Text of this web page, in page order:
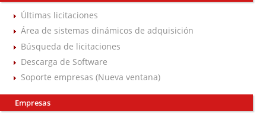
Últimas licitaciones
Área de sistemas dinámicos de adquisición
Búsqueda de licitaciones
Descarga de Software
Soporte empresas (Nueva ventana)
Empresas